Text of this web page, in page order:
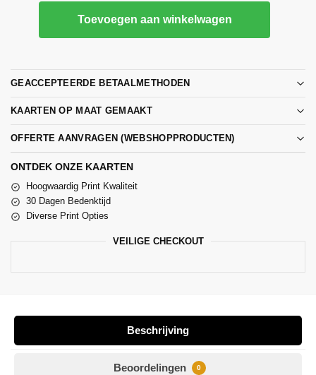
Toevoegen aan winkelwagen
GEACCEPTEERDE BETAALMETHODEN
KAARTEN OP MAAT GEMAAKT
OFFERTE AANVRAGEN (WEBSHOPPRODUCTEN)
ONTDEK ONZE KAARTEN
Hoogwaardig Print Kwaliteit
30 Dagen Bedenktijd
Diverse Print Opties
VEILIGE CHECKOUT
Beschrijving
Beoordelingen 0